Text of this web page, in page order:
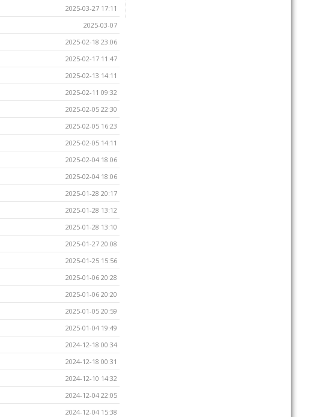
2025-03-27 17:11
2025-03-07
2025-02-18 23:06
2025-02-17 11:47
2025-02-13 14:11
2025-02-11 09:32
2025-02-05 22:30
2025-02-05 16:23
2025-02-05 14:11
2025-02-04 18:06
2025-02-04 18:06
2025-01-28 20:17
2025-01-28 13:12
2025-01-28 13:10
2025-01-27 20:08
2025-01-25 15:56
2025-01-06 20:28
2025-01-06 20:20
2025-01-05 20:59
2025-01-04 19:49
2024-12-18 00:34
2024-12-18 00:31
2024-12-10 14:32
2024-12-04 22:05
2024-12-04 15:38